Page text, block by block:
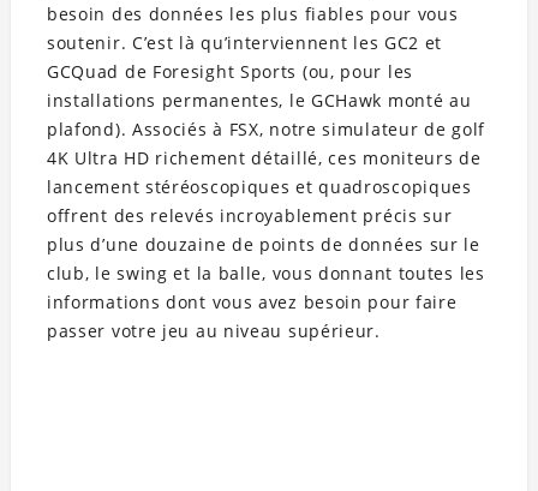
besoin des données les plus fiables pour vous
soutenir. C’est là qu’interviennent les GC2 et
GCQuad de Foresight Sports (ou, pour les
installations permanentes, le GCHawk monté au
plafond). Associés à FSX, notre simulateur de golf
4K Ultra HD richement détaillé, ces moniteurs de
lancement stéréoscopiques et quadroscopiques
offrent des relevés incroyablement précis sur
plus d’une douzaine de points de données sur le
club, le swing et la balle, vous donnant toutes les
informations dont vous avez besoin pour faire
passer votre jeu au niveau supérieur.